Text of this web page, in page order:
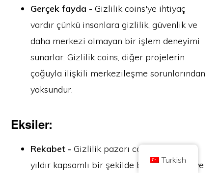
Gerçek fayda -Gizlilik coins'ye ihtiyaç
vardır çünkü insanlara gizlilik, güvenlik ve
daha merkezi olmayan bir işlem deneyimi
sunarlar. Gizlilik coins, diğer projelerin
çoğuyla ilişkili merkezileşme sorunlarından
yoksundur.
Eksiler:
Rekabet -Gizlilik pazarı coins son birkaç
yıldır kapsamlı bir şekilde büyümektedir ve
Telif Hakkı © 2026 Coin Kickoff olarak ticaret yapan Brilliant British Ltd
Şirket numarası 10490224
Adres: 2nd Floor 167-169 Great Portland Street, Londra, Birleşik Krallık,
İçerik bilgilendirme amaçlıdır ve yatırım tavsiyesi değildir. Geçmiş
performans gelecekteki sonuçların göstergesi değildir. Kripto paraya yatırım
yapmak risk içerir.
Kripto para, Birleşik Krallık Finansal Davranış Otoritesi tarafından
düzenlenmemektedir ve Birleşik Krallık Finansal Hizmetler Tazminat
bir kısmını ya da tamamını kaybedebilir. Kripto para satışlarından elde
edilen kârlar için sermaye kazancı vergisi uygulanabilir.
GIZLILIK POLITIKASI BIZE ULAŞIN
Turkish